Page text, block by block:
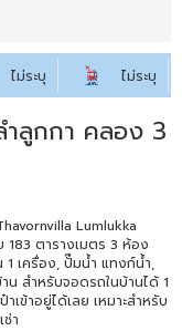
ไม่ระบุ ไม่ระบุ
ำลูกกา คลอง 3
Lumlukka
183 ตารางเมตร 3 ห้อง
เครื่อง, ปั๊มน้ำ แทงก์น้ำ,
สำหรับจอดรถในบ้านได้ 1
เข้าอยู่ได้เลย เหมาะสำหรับ
า